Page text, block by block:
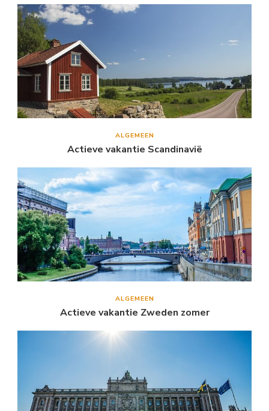
ALGEMEEN
Actieve vakantie Scandinavië
ALGEMEEN
Actieve vakantie Zweden zomer